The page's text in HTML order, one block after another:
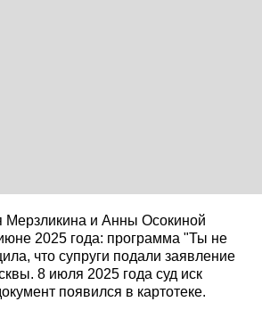
Мерзликина и Анны Осокиной
2025 года: программа "Ты не
что супруги подали заявление
8 июля 2025 года суд иск
появился в картотеке.